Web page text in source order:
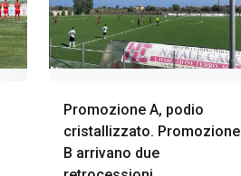
Promozione A, podio
cristallizzato. Promozione
B arrivano due